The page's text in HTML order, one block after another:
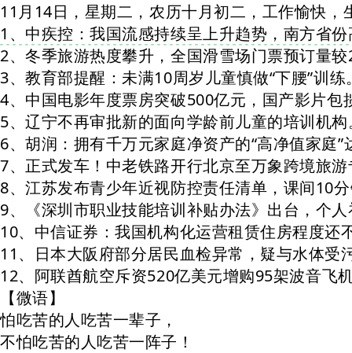
11月14日，星期二，农历十月初二，工作愉快，
1、中疾控：我国流感持续呈上升趋势，南方省
2、冬季旅游热度攀升，全国滑雪场门票预订量
3、教育部提醒：未满10周岁儿童慎做“下腰”训练
4、中国电影年度票房突破500亿元，国产影片包
5、辽宁不再审批新的面向学龄前儿童的培训机构
6、胡润：拥有千万元家庭净资产的“高净值家庭”
7、正式发车！中老铁路开行北京至万象跨境旅
8、江苏发布青少年近视防控责任清单，课间10分
9、《深圳市职业技能培训补贴办法》出台，个
10、中信证券：我国机构化运营租赁住房程度还
11、日本大阪府部分居民血检异常，疑与水体受
12、阿联酋航空斥资520亿美元增购95架波音飞
【微语】
怕吃苦的人吃苦一辈子，
不怕吃苦的人吃苦一阵子！